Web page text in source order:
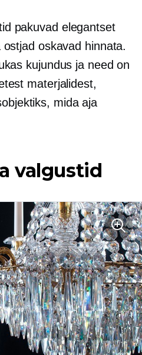
pakuvad elegantset
oskavad hinnata.
kujundus ja need on
materjalidest,
mida aja
valgustid